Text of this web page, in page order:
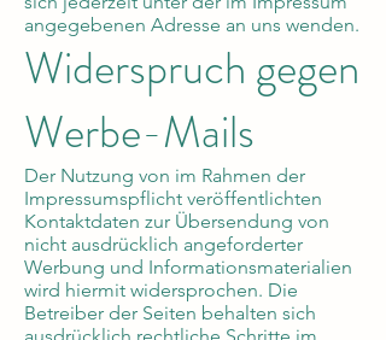
angegebenen Adresse an uns wenden.
Widerspruch gegen
Werbe-Mails
Der Nutzung von im Rahmen der
Impressumspflicht veröffentlichten
Kontaktdaten zur Übersendung von
nicht ausdrücklich angeforderter
Werbung und Informationsmaterialien
wird hiermit widersprochen. Die
Betreiber der Seiten behalten sich